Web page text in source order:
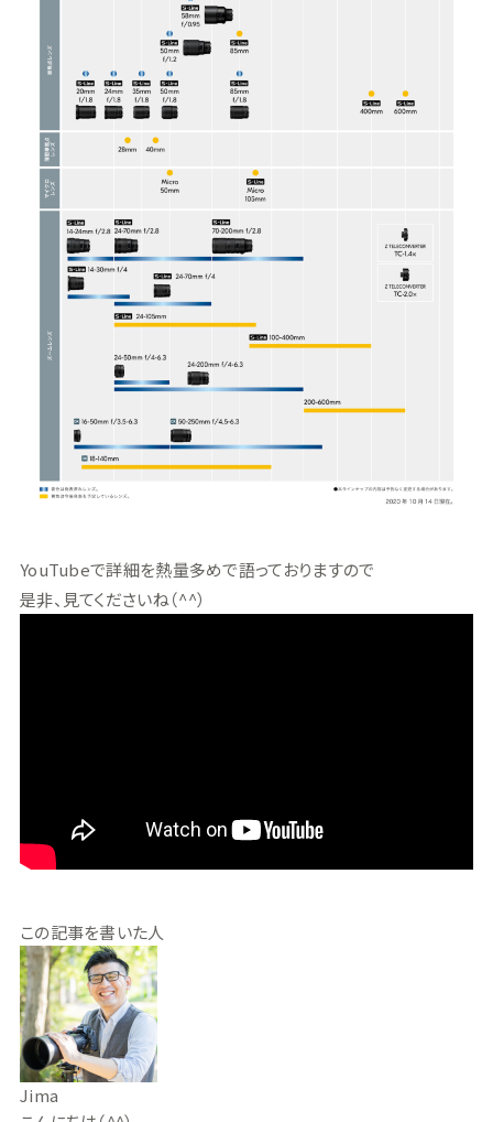
YouTubeで詳細を熱量多めで語っておりますので
是非、見てくださいね（^^）
この記事を書いた人
Jima